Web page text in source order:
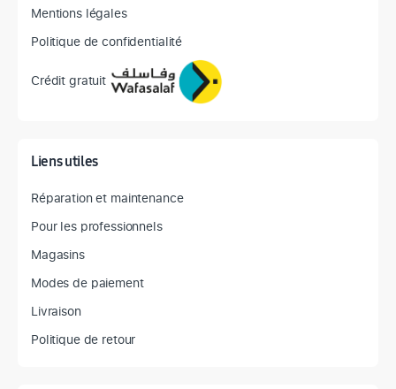
Mentions légales
Politique de confidentialité
Crédit gratuit
Liens utiles
Réparation et maintenance
Pour les professionnels
Magasins
Modes de paiement
Livraison
Politique de retour